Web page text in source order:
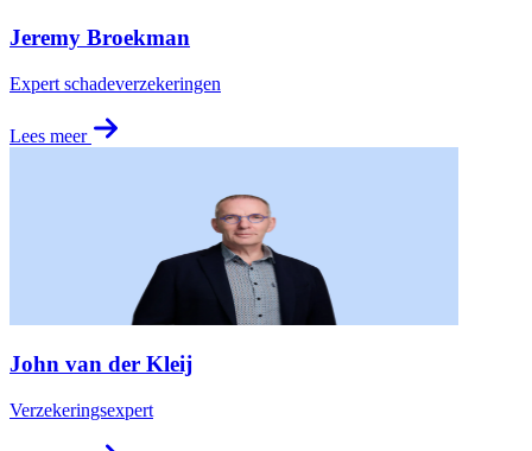
Jeremy Broekman
Expert schadeverzekeringen
Lees meer
John van der Kleij
Verzekeringsexpert